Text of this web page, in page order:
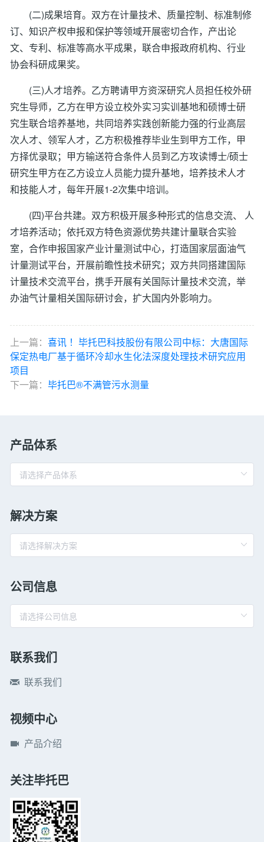
(二)成果培育。双方在计量技术、质量控制、标准制修
订、知识产权申报和保护等领域开展密切合作，产出论
文、专利、标准等高水平成果，联合申报政府机构、行业
协会科研成果奖。
(三)人才培养。乙方聘请甲方资深研究人员担任校外研
究生导师，乙方在甲方设立校外实习实训基地和硕博士研
究生联合培养基地，共同培养实践创新能力强的行业高层
次人才、领军人才，乙方积极推荐毕业生到甲方工作，甲
方择优录取；甲方输送符合条件人员到乙方攻读博士/硕士
研究生甲方在乙方设立人员能力提升基地，培养技术人才
和技能人才，每年开展1-2次集中培训。
(四)平台共建。双方积极开展多种形式的信息交流、 人
才培养活动；依托双方特色资源优势共建计量联合实验
室，合作申报国家产业计量测试中心，打造国家层面油气
计量测试平台，开展前瞻性技术研究；双方共同搭建国际
计量技术交流平台，携手开展有关国际计量技术交流，举
办油气计量相关国际研讨会，扩大国内外影响力。
上一篇： 喜讯 ！毕托巴科技股份有限公司中标：大唐国际
保定热电厂基于循环冷却水生化法深度处理技术研究应用
项目
下一篇： 毕托巴®不满管污水测量
产品体系
解决方案
公司信息
联系我们
联系我们
视频中心
产品介绍
关注毕托巴